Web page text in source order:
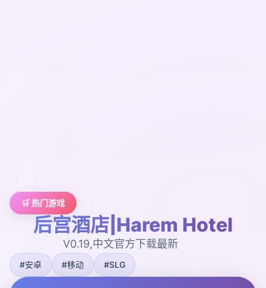
🛒 热门游戏
后宫酒店|Harem Hotel
V0.19,中文官方下载最新
#安卓 #移动 #SLG